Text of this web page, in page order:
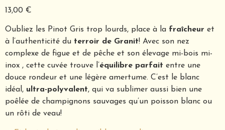
13,00 €
Oubliez les Pinot Gris trop lourds, place à la fraîcheur et
à l’authenticité du terroir de Granit! Avec son nez
complexe de figue et de pêche et son élevage mi-bois mi-
inox , cette cuvée trouve l’équilibre parfait entre une
douce rondeur et une légère amertume. C’est le blanc
idéal, ultra-polyvalent, qui va sublimer aussi bien une
poêlée de champignons sauvages qu’un poisson blanc ou
un rôti de veau!